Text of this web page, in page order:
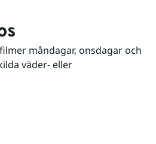
måndagar, onsdagar och
väder- eller